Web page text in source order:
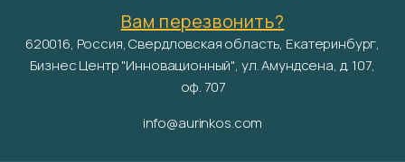
Вам перезвонить?
620016, Россия, Свердловская область, Екатеринбург,
Бизнес Центр "Инновационный", ул. Амундсена, д. 107,
оф. 707
info@aurinkos.com